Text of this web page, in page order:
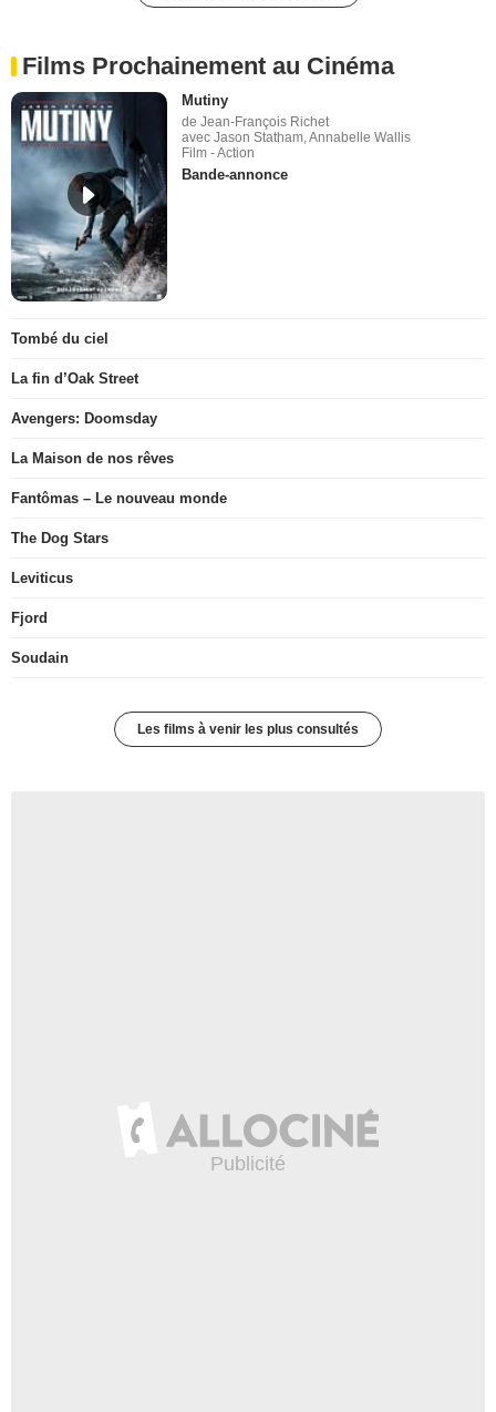
Films Prochainement au Cinéma
Mutiny
de Jean-François Richet
avec Jason Statham, Annabelle Wallis
Film - Action
Bande-annonce
Tombé du ciel
La fin d’Oak Street
Avengers: Doomsday
La Maison de nos rêves
Fantômas – Le nouveau monde
The Dog Stars
Leviticus
Fjord
Soudain
Les films à venir les plus consultés